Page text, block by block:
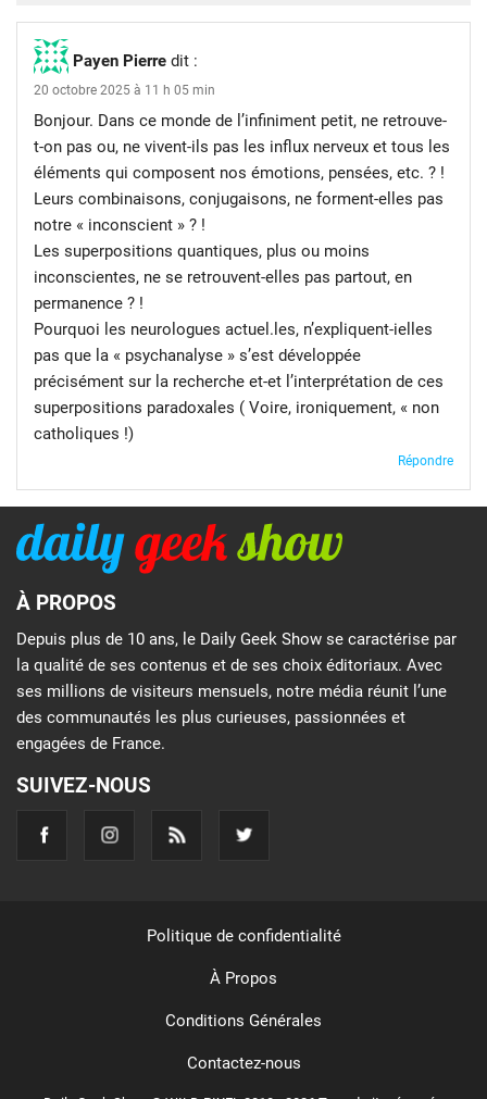
Payen Pierre dit :
20 octobre 2025 à 11 h 05 min
Bonjour. Dans ce monde de l’infiniment petit, ne retrouve-
t-on pas ou, ne vivent-ils pas les influx nerveux et tous les
éléments qui composent nos émotions, pensées, etc. ? !
Leurs combinaisons, conjugaisons, ne forment-elles pas
notre « inconscient » ? !
Les superpositions quantiques, plus ou moins
inconscientes, ne se retrouvent-elles pas partout, en
permanence ? !
Pourquoi les neurologues actuel.les, n’expliquent-ielles
pas que la « psychanalyse » s’est développée
précisément sur la recherche et-et l’interprétation de ces
superpositions paradoxales ( Voire, ironiquement, « non
catholiques !)
Répondre
À PROPOS
Depuis plus de 10 ans, le Daily Geek Show se caractérise par
la qualité de ses contenus et de ses choix éditoriaux. Avec
ses millions de visiteurs mensuels, notre média réunit l’une
des communautés les plus curieuses, passionnées et
engagées de France.
SUIVEZ-NOUS
Politique de confidentialité
À Propos
Conditions Générales
Contactez-nous